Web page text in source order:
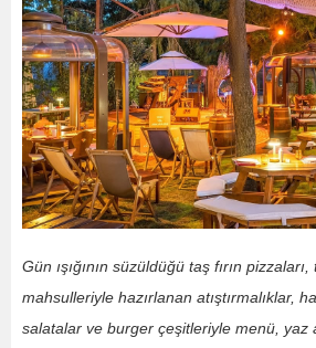
Gün ışığının süzüldüğü taş fırın
mahsulleriyle hazırlanan atıştırmalıklar,
salatalar ve burger çeşitleriyle menü, yaz